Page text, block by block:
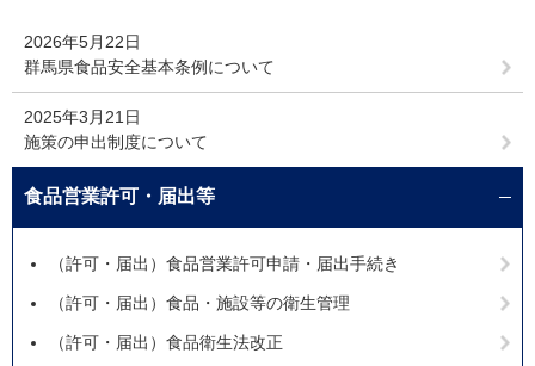
2026年5月22日
群馬県食品安全基本条例について
2025年3月21日
施策の申出制度について
食品営業許可・届出等
（許可・届出）食品営業許可申請・届出手続き
（許可・届出）食品・施設等の衛生管理
（許可・届出）食品衛生法改正